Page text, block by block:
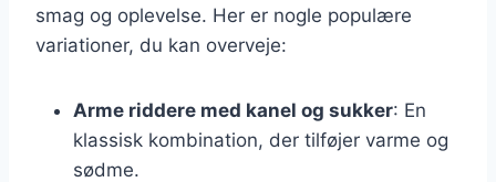
smag og oplevelse. Her er nogle populære
variationer, du kan overveje:
Arme riddere med kanel og sukker: En
klassisk kombination, der tilføjer varme og
sødme.